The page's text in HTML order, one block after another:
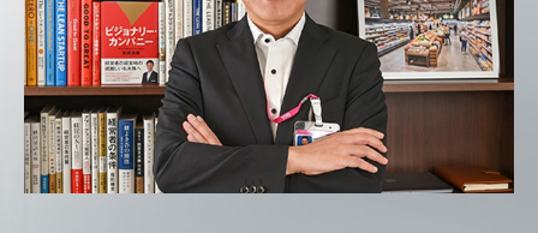
เช่าพื้นที่
สนใจเช่าพื้นที่